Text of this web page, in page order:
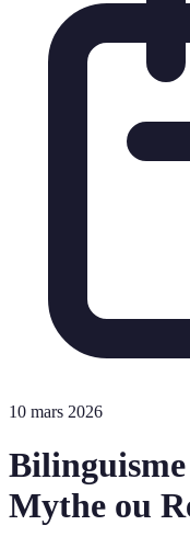
10 mars 2026
Mythe ou